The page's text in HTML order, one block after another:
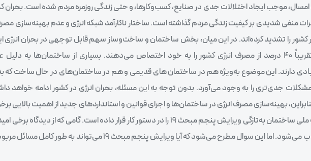
موجب ایجاد اختلالات جدی در صنایع، کسب‌وکارها، و حتی زندگی روزمره مردم شده است. بحران
منفی شدیدی بر کیفیت زندگی مردم گذاشته است. ساختار ناکارآمد شبکه انرژی و عدم بهینه‌سازی
را تشدید کرده‌اند. در این میان، بخش ساختمان و ساخت‌وساز سهم قابل توجهی در بحران انرژی
تحقیقات نشان داده‌اند که ساختمان‌ها تقریباً 40 درصد از مصرف انرژی کشور را به خود اختصاص می‌دهند. بسیاری از ساختمان‌ها به
زیادی دارند. این موضوع به‌ویژه هم در ساختمان های قدیمی و هم در ساختمان‌های در حال ساخت که
جدی‌تری را به وجود می‌آورد. بدون توجه به این مسئله، بحران انرژی در کشور ادامه خواهد
بهینه‌سازی مصرف انرژی در ساختمان‌ها و اجرای قوانین و استانداردهای جدید از اهمیت بالایی
در پاسخ به این بحران فزاینده، دفتر مقررات ملی ساختمان به‌تازگی ویرایش پنجم مبحث ۱۹ را در دستور کار قرار داده است. گامی که از
دیدگاه دیگر تنها یک تغییر اسنادی محسوب می‌شود. اما این سوال مطرح می‌شود که آیا ویرایش پنجم مبحث 19